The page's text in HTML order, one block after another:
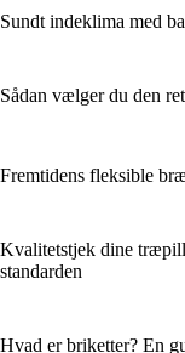
Sundt indeklima med
Sådan vælger du den
Fremtidens fleksible
Kvalitetstjek dine
standarden
Hvad er briketter? En